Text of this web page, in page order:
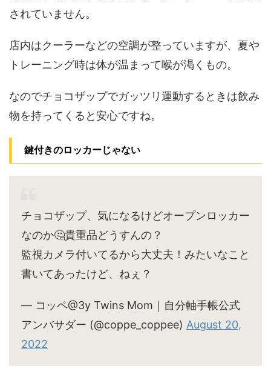
されていません。
店内はクーラーなどの空調が整っていますが、夏や
トレーニング時は体が温まって喉が渇くもの。
なのでチョコザップでガッツリ運動するときは飲み
物を持ってくると安心ですね。
鍵付きのロッカーじゃない
チョコザップ、気になるけどオープンロッカー
なのか🤔貴重品どうすんの？
監視カメラ付いてるから大丈夫！みたいなこと
書いてあったけど、ねぇ？
— コッペ@3y Twins Mom｜自分軸手帳公式
アンバサダー (@coppe_coppee) August 20,
2022